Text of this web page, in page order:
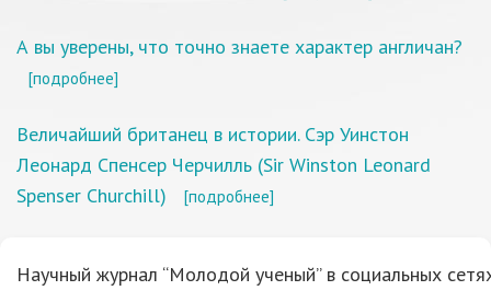
А вы уверены, что точно знаете характер англичан?
[подробнее]
Величайший британец в истории. Сэр Уинстон
Леонард Спенсер Черчилль (Sir Winston Leonard
Spenser Churchill)
[подробнее]
Научный журнал “Молодой ученый” в социальных